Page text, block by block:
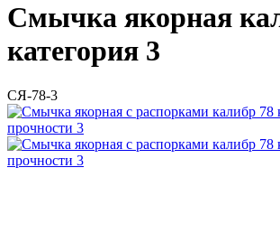
Смычка якорная
категория 3
СЯ-78-3